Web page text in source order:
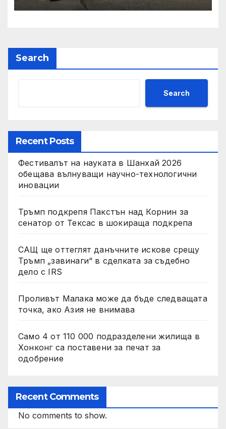
приходите и напредък в
социални проекти
Search
Search
Recent Posts
Фестивалът на науката в Шанхай 2026
обещава вълнуващи научно-технологични
иновации
Тръмп подкрепя Пакстън над Корнин за
сенатор от Тексас в шокираща подкрепа
САЩ ще оттеглят данъчните искове срещу
Тръмп „завинаги“ в сделката за съдебно
дело с IRS
Проливът Малака може да бъде следващата
точка, ако Азия не внимава
Само 4 от 110 000 подразделени жилища в
Хонконг са поставени за печат за
одобрение
Recent Comments
No comments to show.